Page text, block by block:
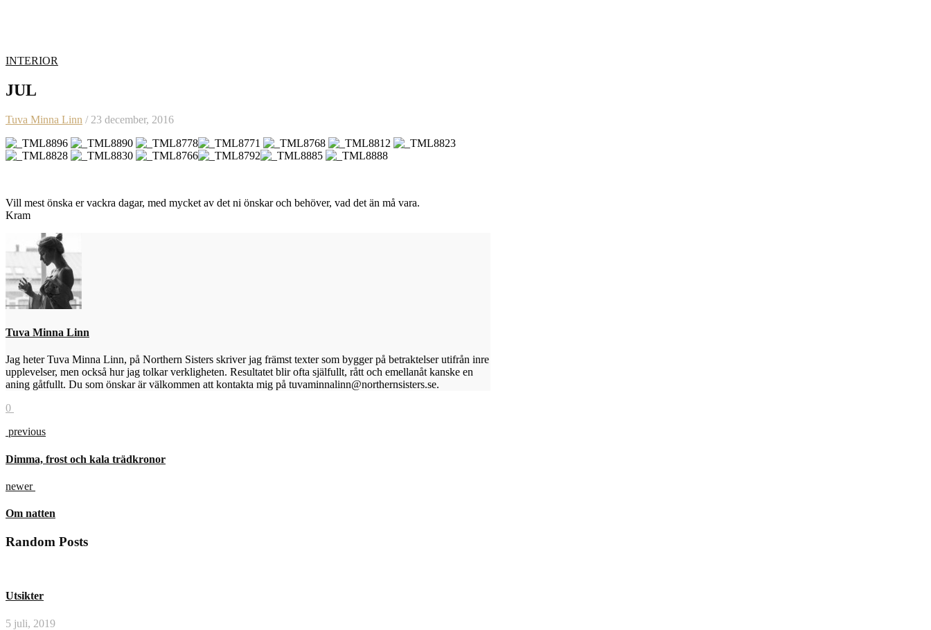
INTERIOR
JUL
Tuva Minna Linn / 23 december, 2016
Vill mest önska er vackra dagar, med mycket av det ni önskar och behöver, vad det än må vara.
Kram
Tuva Minna Linn
Jag heter Tuva Minna Linn, på Northern Sisters skriver jag främst texter som bygger på betraktelser utifrån inre
upplevelser, men också hur jag tolkar verkligheten. Resultatet blir ofta själfullt, rått och emellanåt kanske en
aning gåtfullt. Du som önskar är välkommen att kontakta mig på tuvaminnalinn@northernsisters.se.
0
previous
Dimma, frost och kala trädkronor
newer
Om natten
Random Posts
Utsikter
5 juli, 2019